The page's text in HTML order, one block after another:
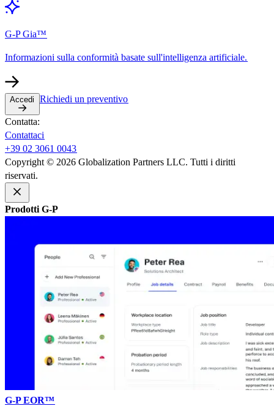
G-P Gia™​​
Informazioni sulla conformità basate sull'intelligenza artificiale.​​
Accedi​​ Richiedi un preventivo​​
Contatta:​​
Contattaci​​
+39 02 3061 0043​​
Copyright © 2026 Globalization Partners LLC. Tutti i diritti
riservati.​​
Prodotti G-P​​
G-P EOR™​​